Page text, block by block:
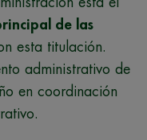
de las
esta titulación.
administrativo de
en coordinación